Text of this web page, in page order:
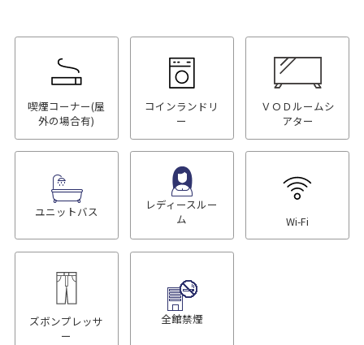
喫煙コーナー(屋
外の場合有)
コインランドリ
ー
ＶＯＤルームシ
アター
ユニットバス
レディースルー
ム
Wi-Fi
ズボンプレッサ
ー
全館禁煙